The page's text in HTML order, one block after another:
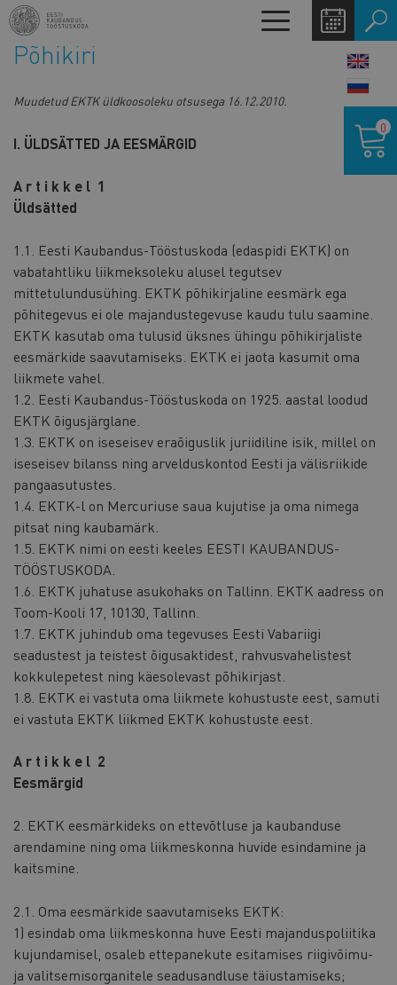
Liigu
edasi
põhisisu
Toggle
navigation
Põhikiri
Muudetud EKTK üldkoosoleku otsusega 16.12.2010.
I. ÜLDSÄTTED JA EESMÄRGID
A r t i k k e l 1
Üldsätted
1.1. Eesti Kaubandus-Tööstuskoda (edaspidi EKTK) on
vabatahtliku liikmeksoleku alusel tegutsev
mittetulundusühing. EKTK põhikirjaline eesmärk ega
põhitegevus ei ole majandustegevuse kaudu tulu saamine.
EKTK kasutab oma tulusid üksnes ühingu põhikirjaliste
eesmärkide saavutamiseks. EKTK ei jaota kasumit oma
liikmete vahel.
1.2. Eesti Kaubandus-Tööstuskoda on 1925. aastal loodud
EKTK õigusjärglane.
1.3. EKTK on iseseisev eraõiguslik juriidiline isik, millel on
iseseisev bilanss ning arvelduskontod Eesti ja välisriikide
pangaasutustes.
1.4. EKTK-l on Mercuriuse saua kujutise ja oma nimega
pitsat ning kaubamärk.
1.5. EKTK nimi on eesti keeles EESTI KAUBANDUS-
TÖÖSTUSKODA.
1.6. EKTK juhatuse asukohaks on Tallinn. EKTK aadress on
Toom-Kooli 17, 10130, Tallinn.
1.7. EKTK juhindub oma tegevuses Eesti Vabariigi
seadustest ja teistest õigusaktidest, rahvusvahelistest
kokkulepetest ning käesolevast põhikirjast.
1.8. EKTK ei vastuta oma liikmete kohustuste eest, samuti
ei vastuta EKTK liikmed EKTK kohustuste eest.
A r t i k k e l 2
Eesmärgid
2. EKTK eesmärkideks on ettevõtluse ja kaubanduse
arendamine ning oma liikmeskonna huvide esindamine ja
kaitsmine.
2.1. Oma eesmärkide saavutamiseks EKTK:
1) esindab oma liikmeskonna huve Eesti majanduspoliitika
kujundamisel, osaleb ettepanekute esitamises riigivõimu-
ja valitsemisorganitele seadusandluse täiustamiseks;
0